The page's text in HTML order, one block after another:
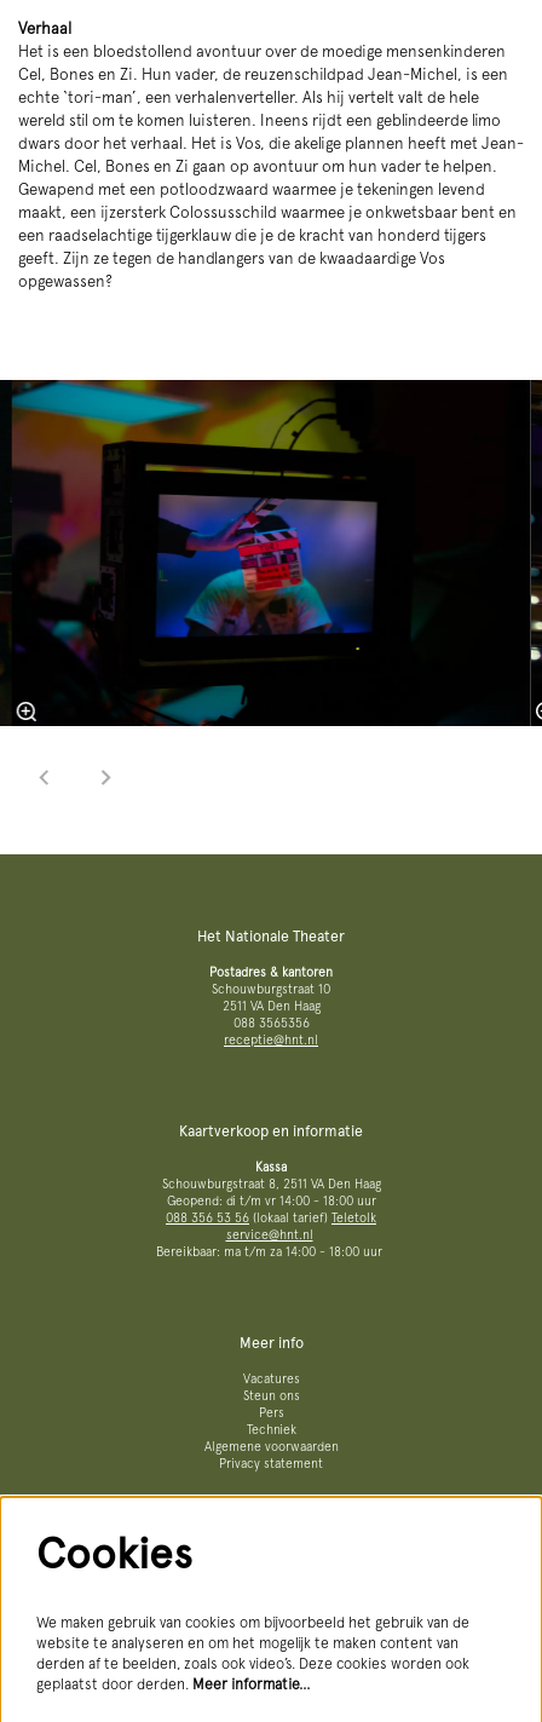
Verhaal
Het is een bloedstollend avontuur over de moedige mensenkinderen
Cel, Bones en Zi. Hun vader, de reuzenschildpad Jean-Michel, is een
echte ‘tori-man’, een verhalenverteller. Als hij vertelt valt de hele
wereld stil om te komen luisteren. Ineens rijdt een geblindeerde limo
dwars door het verhaal. Het is Vos, die akelige plannen heeft met Jean-
Michel. Cel, Bones en Zi gaan op avontuur om hun vader te helpen.
Gewapend met een potloodzwaard waarmee je tekeningen levend
maakt, een ijzersterk Colossusschild waarmee je onkwetsbaar bent en
een raadselachtige tijgerklauw die je de kracht van honderd tijgers
geeft. Zijn ze tegen de handlangers van de kwaadaardige Vos
opgewassen?
Overslaan
Het Nationale Theater
Postadres & kantoren
Schouwburgstraat 10
2511 VA Den Haag
088 3565356
receptie@hnt.nl
Kaartverkoop en informatie
Kassa
Schouwburgstraat 8, 2511 VA Den Haag
Geopend: di t/m vr 14:00 - 18:00 uur
088 356 53 56 (lokaal tarief) Teletolk
service@hnt.nl
Bereikbaar: ma t/m za 14:00 - 18:00 uur
Meer info
Vacatures
Steun ons
Pers
Techniek
Algemene voorwaarden
Privacy statement
Cookies
We maken gebruik van cookies om bijvoorbeeld het gebruik van de
website te analyseren en om het mogelijk te maken content van
derden af te beelden, zoals ook video’s. Deze cookies worden ook
geplaatst door derden. Meer informatie…